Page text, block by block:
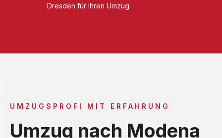
Dresden für Ihren Umzug.
UMZUGSPROFI MIT ERFAHRUNG
Umzug nach Modena